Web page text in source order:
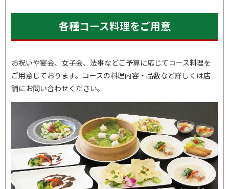
各種コース料理をご用意
お祝いや宴会、女子会、法事などご予算に応じてコース料理を
ご用意しております。コースの料理内容・品数など詳しくは店
舗にお問い合わせください。